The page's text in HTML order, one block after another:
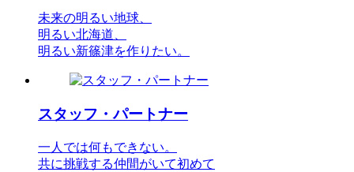
未来の明るい地球、
明るい北海道、
明るい新篠津を作りたい。
スタッフ・パートナー
一人では何もできない。
共に挑戦する仲間がいて初めて